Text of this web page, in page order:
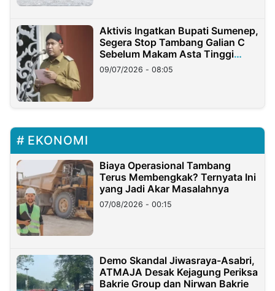
Aktivis Ingatkan Bupati Sumenep,
Segera Stop Tambang Galian C
Sebelum Makam Asta Tinggi
Longsor
09/07/2026 - 08:05
EKONOMI
Biaya Operasional Tambang
Terus Membengkak? Ternyata Ini
yang Jadi Akar Masalahnya
07/08/2026 - 00:15
Demo Skandal Jiwasraya-Asabri,
ATMAJA Desak Kejagung Periksa
Bakrie Group dan Nirwan Bakrie